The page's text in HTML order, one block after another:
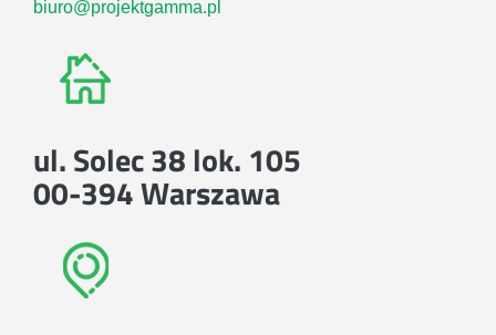
biuro@projektgamma.pl
ul. Solec 38 lok. 105
00-394 Warszawa